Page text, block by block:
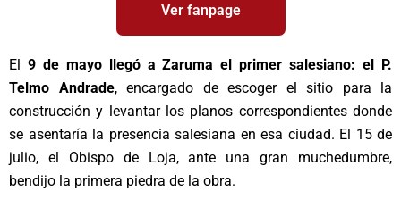
Ver fanpage
El 9 de mayo llegó a Zaruma el primer salesiano: el P.
Telmo Andrade, encargado de escoger el sitio para la
construcción y levantar los planos correspondientes donde
se asentaría la presencia salesiana en esa ciudad. El 15 de
julio, el Obispo de Loja, ante una gran muchedumbre,
bendijo la primera piedra de la obra.